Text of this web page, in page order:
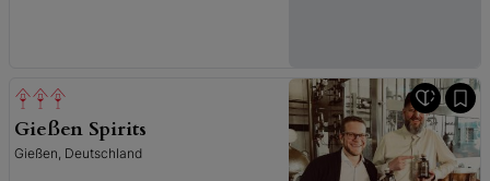
Gießen Spirits
Gießen, Deutschland